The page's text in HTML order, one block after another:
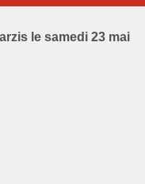
le samedi 23 mai